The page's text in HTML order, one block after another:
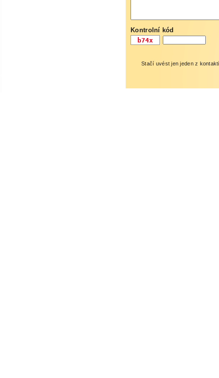
Kontrolní kód
Stačí uvést jen jeden z